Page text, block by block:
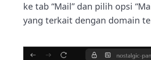
ke tab “Mail” dan pilih opsi
yang terkait dengan domain